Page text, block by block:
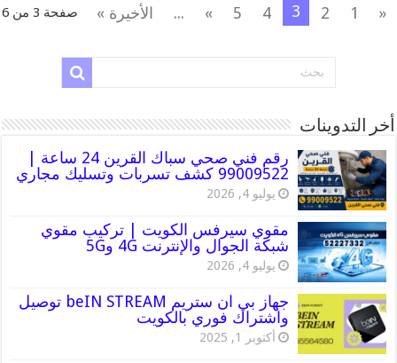
صفحة 3 من 6 «
1
2
3
4
5
»
... الأخيرة »
أخر التدوينات
رقم فني صحي سباك القرين 24 ساعة |
99009522 كشف تسربات وتسليك مجاري
يوليو 4, 2026
مقوي سيرفس الكويت | تركيب مقوي
شبكة الجوال والإنترنت 4G و5G
يوليو 4, 2026
جهاز بي ان ستريم beIN STREAM توصيل
واشتراك فوري بالكويت
أكتوبر 1, 2025